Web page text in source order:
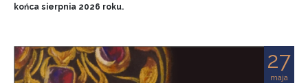
końca sierpnia 2026 roku.
27
maja